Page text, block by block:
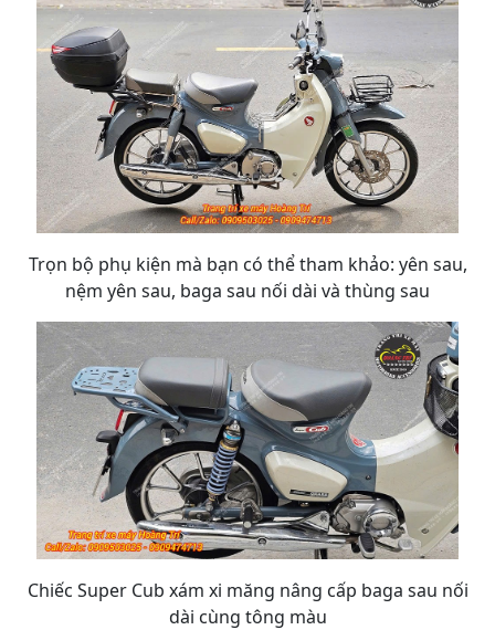
Trọn bộ phụ kiện mà bạn có thể tham khảo: yên sau,
nệm yên sau, baga sau nối dài và thùng sau
Chiếc Super Cub xám xi măng nâng cấp baga sau nối
dài cùng tông màu